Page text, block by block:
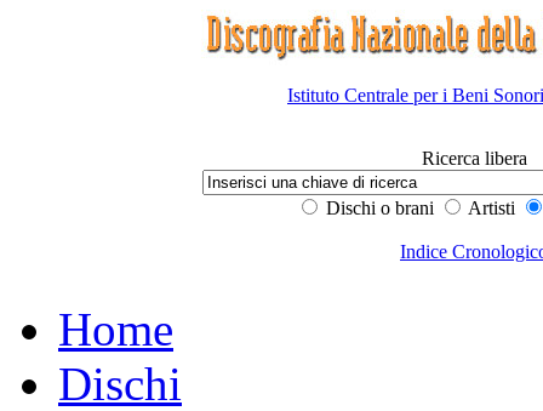
Istituto Centrale per i Beni
Ricerca libera
Dischi o brani Artisti
Indice
Home
Dischi